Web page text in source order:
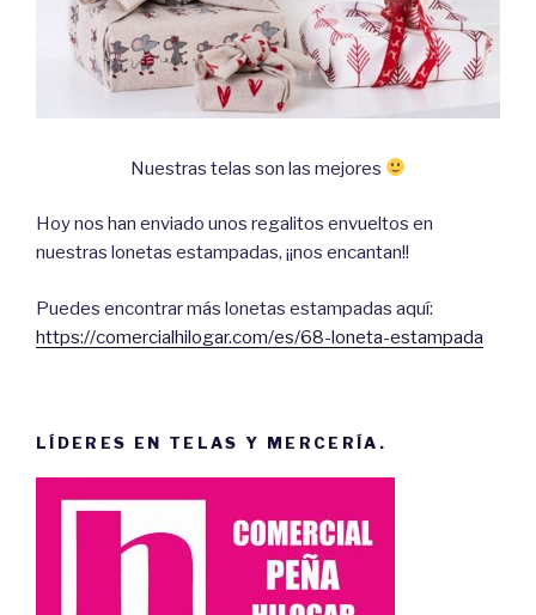
Nuestras telas son las mejores
Hoy nos han enviado unos regalitos envueltos en
nuestras lonetas estampadas, ¡¡nos encantan!!
Puedes encontrar más lonetas estampadas aquí:
https://comercialhilogar.com/es/68-loneta-estampada
LÍDERES EN TELAS Y MERCERÍA.